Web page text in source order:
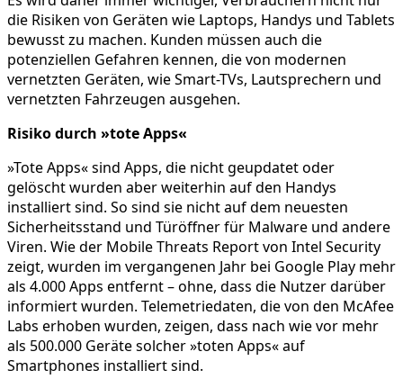
die Risiken von Geräten wie Laptops, Handys und Tablets
bewusst zu machen. Kunden müssen auch die
potenziellen Gefahren kennen, die von modernen
vernetzten Geräten, wie Smart-TVs, Lautsprechern und
vernetzten Fahrzeugen ausgehen.
Risiko durch »tote Apps«
»Tote Apps« sind Apps, die nicht geupdatet oder
gelöscht wurden aber weiterhin auf den Handys
installiert sind. So sind sie nicht auf dem neuesten
Sicherheitsstand und Türöffner für Malware und andere
Viren. Wie der Mobile Threats Report von Intel Security
zeigt, wurden im vergangenen Jahr bei Google Play mehr
als 4.000 Apps entfernt – ohne, dass die Nutzer darüber
informiert wurden. Telemetriedaten, die von den McAfee
Labs erhoben wurden, zeigen, dass nach wie vor mehr
als 500.000 Geräte solcher »toten Apps« auf
Smartphones installiert sind.